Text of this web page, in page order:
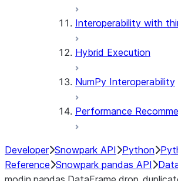
Interoperability with
Hybrid Execution
NumPy Interoperability
Performance
Developer Snowpark API Python
Reference Snowpark pandas API